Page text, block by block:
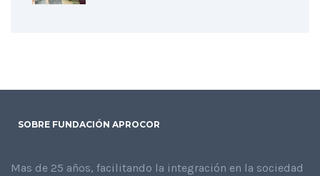
SOBRE FUNDACIÓN APROCOR
Mas de 25 años, facilitando la integración en la sociedad